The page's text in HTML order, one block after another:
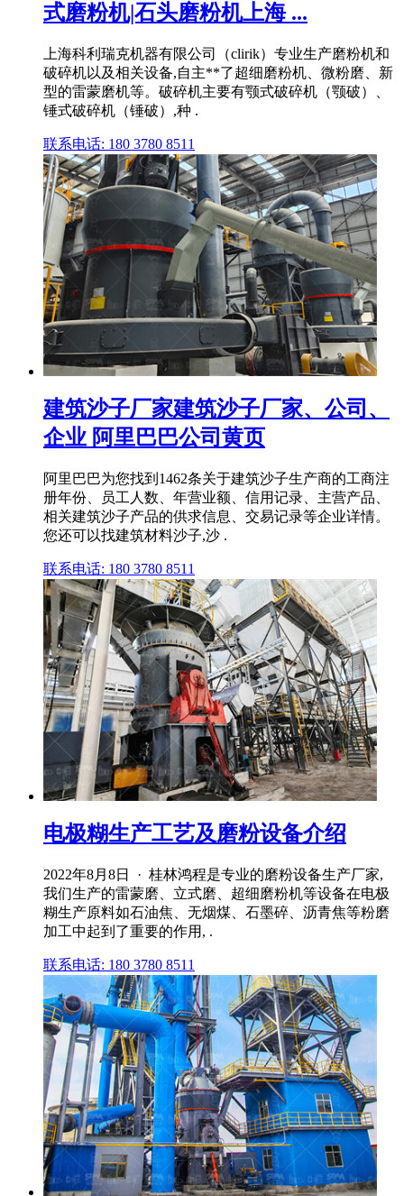
式磨粉机|石头磨粉机上海 ...
上海科利瑞克机器有限公司（clirik）专业生产磨粉机和
破碎机以及相关设备,自主**了超细磨粉机、微粉磨、新
型的雷蒙磨机等。破碎机主要有颚式破碎机（颚破）、
锤式破碎机（锤破）,种 .
联系电话: 180 3780 8511
建筑沙子厂家建筑沙子厂家、公司、
企业 阿里巴巴公司黄页
阿里巴巴为您找到1462条关于建筑沙子生产商的工商注
册年份、员工人数、年营业额、信用记录、主营产品、
相关建筑沙子产品的供求信息、交易记录等企业详情。
您还可以找建筑材料沙子,沙 .
联系电话: 180 3780 8511
电极糊生产工艺及磨粉设备介绍
2022年8月8日 · 桂林鸿程是专业的磨粉设备生产厂家,
我们生产的雷蒙磨、立式磨、超细磨粉机等设备在电极
糊生产原料如石油焦、无烟煤、石墨碎、沥青焦等粉磨
加工中起到了重要的作用, .
联系电话: 180 3780 8511